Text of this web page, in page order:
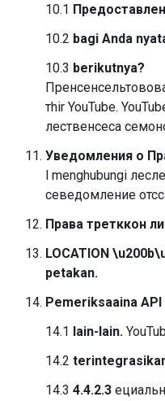
10.1
10.2 bagi Anda
10.3 berikutnya?
тhir YouTube.
лественсеса
Уведомления о
l menghubungi
севедомление
Права третккон
LOCATION
petakan.
Pemeriksaaina
14.1 lain-lain.
14.2
14.3 4.4.2.3